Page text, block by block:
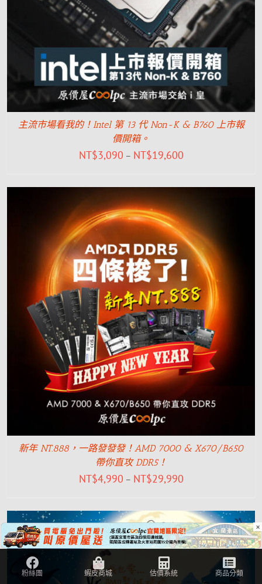
主流市場看我的！Intel 第 13 代 Non-K & B760 上市報
價開箱。
NT$3,090 – NT$19,600
新年 NT.888，一路發發發！AMD 7000 & X670/B650
帶你直攻 DDR5！
NT$4,990 – NT$29,990
×